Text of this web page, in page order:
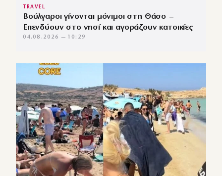
TRAVEL
Βούλγαροι γίνονται μόνιμοι στη Θάσο –
Επενδύουν στο νησί και αγοράζουν κατοικίες
04.08.2026 — 10:29